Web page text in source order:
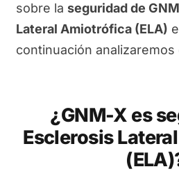
sobre la seguridad de
Lateral Amiotrófica (ELA)
continuación
¿GNM-X es
Esclerosis